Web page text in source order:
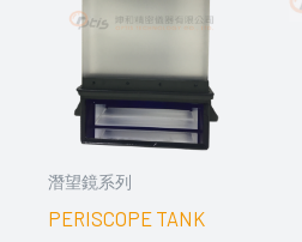
潛望鏡系列
PERISCOPE TANK